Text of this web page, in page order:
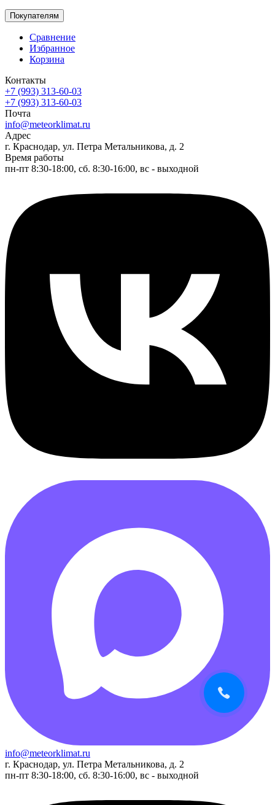
Покупателям
Сравнение
Избранное
Корзина
Контакты
+7 (993) 313-60-03
+7 (993) 313-60-03
Почта
info@meteorklimat.ru
Адрес
г. Краснодар, ул. Петра Метальникова, д. 2
Время работы
пн-пт 8:30-18:00, сб. 8:30-16:00, вс - выходной
info@meteorklimat.ru
г. Краснодар, ул. Петра Метальникова, д. 2
пн-пт 8:30-18:00, сб. 8:30-16:00, вс - выходной